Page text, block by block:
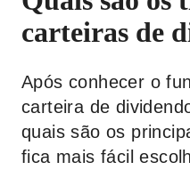
carteiras de
Após conhecer o
carteira de
quais são os
fica mais fácil